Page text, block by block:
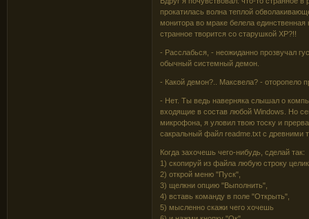
прокатилась волна теплой
монитора во мраке белела
странное творится со старушкой XP?!!
- Расслабься, - неожиданно прозвучал
обычный системный демон.
- Какой демон?.. Максвела? - оторопело
- Нет. Ты ведь наверняка слышал о
входящие в состав любой Windows. Но
микрофона, я уловил твою тоску и
сакральный файл readme.txt с древними
Когда захочешь чего-нибудь, сделай так:
1) скопируй из файла любую строку
2) открой меню "Пуск",
3) щелкни опцию "Выполнить",
4) вставь команду в поле "Открыть",
5) мысленно скажи чего хочешь